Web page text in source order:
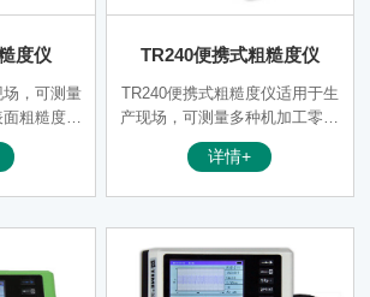
度仪
，可测量
粗糙度，
算机相应
上清晰地
TR240便携式粗糙度仪
TR240便携式粗糙度仪适用于生
产现场，可测量多种机加工零件
的表面粗糙度，根据选定的测量
条件计算机相应的参数，在液晶
产品在遵守传统RC滤波器标(GB
6062)的基础上，增加了M1(DIN
详情+